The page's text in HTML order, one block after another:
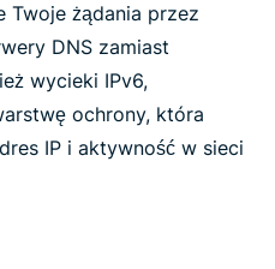
Twoje żądania przez
DNS zamiast
wycieki IPv6,
ochrony, która
IP i aktywność w sieci